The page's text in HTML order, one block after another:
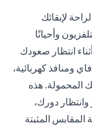
لإبقائك
وأحيانًا
انتظار صعودك
ومنافذ كهربائية،
المحمولة. هذه
دورك،
المثبتة